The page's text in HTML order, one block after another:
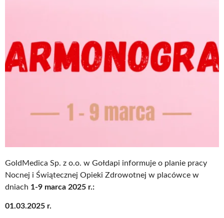
GoldMedica Sp. z o.o. w Gołdapi informuje o planie pracy
Nocnej i Świątecznej Opieki Zdrowotnej w placówce w
dniach 1-9 marca 2025 r.:
01.03.2025 r.